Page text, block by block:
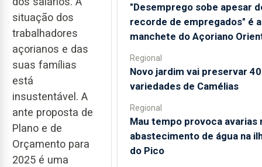
situação dos
trabalhadores
açorianos e das
suas famílias
está
insustentável. A
ante proposta de
Plano e de
Orçamento para
2025 é uma
"Desemprego sobe apesar
recorde de empregados" é a
manchete do Açoriano
Regional
Novo jardim vai preservar
variedades de Camélias
Regional
Mau tempo provoca avarias
abastecimento de água na
do Pico